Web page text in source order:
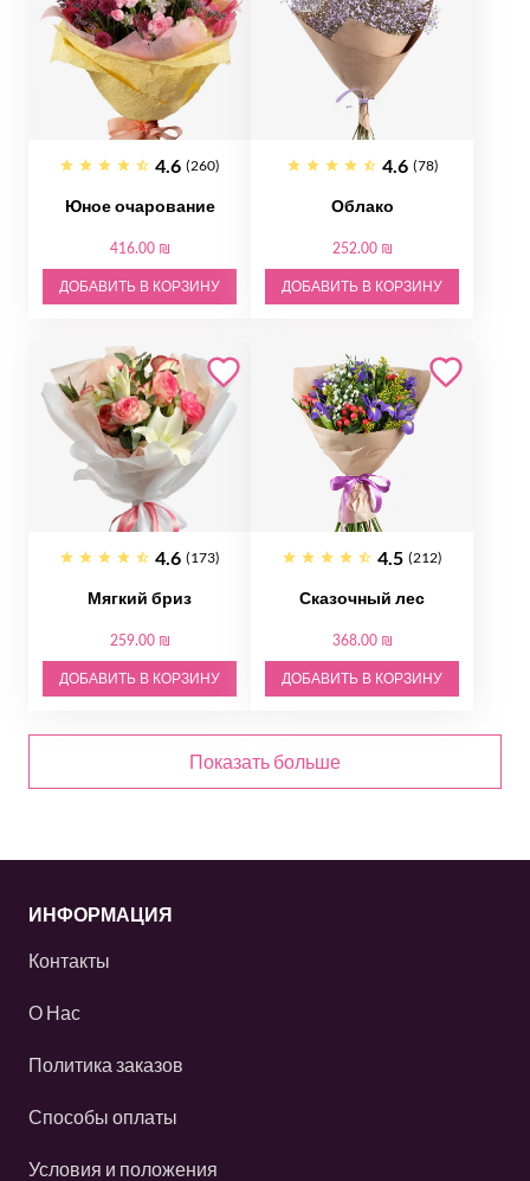
4.6 (260)
Юное очарование
416.00 ₪
ДОБАВИТЬ В КОРЗИНУ
4.6 (78)
Облако
252.00 ₪
ДОБАВИТЬ В КОРЗИНУ
4.6 (173)
Мягкий бриз
259.00 ₪
ДОБАВИТЬ В КОРЗИНУ
4.5 (212)
Сказочный лес
368.00 ₪
ДОБАВИТЬ В КОРЗИНУ
Показать больше
ИНФОРМАЦИЯ
Контакты
О Нас
Политика заказов
Способы оплаты
Условия и положения